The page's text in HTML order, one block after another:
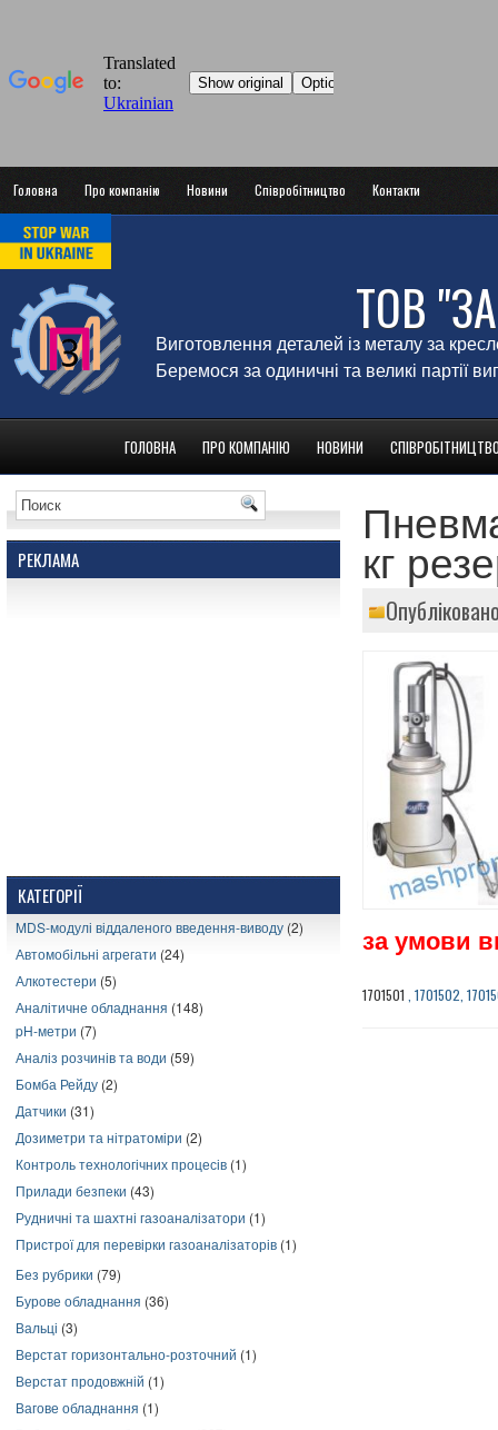
Головна Про компанію Новини Співробітництво Контакти
ТОВ
Виготовлення деталей із металу за
Беремося за одиничні та великі партії
ГОЛОВНА ПРО КОМПАНІЮ НОВИНИ
РЕКЛАМА
КАТЕГОРІЇ
MDS-модулі віддаленого введення-виводу (2)
Автомобільні агрегати (24)
Алкотестери (5)
Аналітичне обладнання (148)
pH-метри (7)
Аналіз розчинів та води (59)
Бомба Рейду (2)
Датчики (31)
Дозиметри та нітратоміри (2)
Контроль технологічних процесів (1)
Прилади безпеки (43)
Рудничні та шахтні газоаналізатори (1)
Пристрої для перевірки газоаналізаторів (1)
Без рубрики (79)
Бурове обладнання (36)
Вальці (3)
Верстат горизонтально-розточний (1)
Верстат продовжній (1)
Вагове обладнання (1)
кг
за умови
1701501 , 1701502,